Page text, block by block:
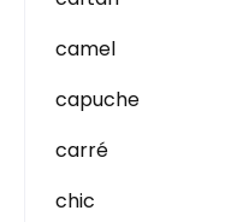
camel
capuche
carré
chic